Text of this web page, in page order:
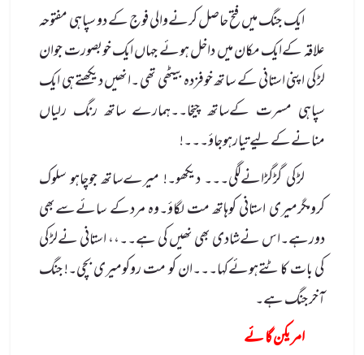
ایک جنگ میں فتح حاصل کرنےوالی فوج کے دو سپاہی مفتوحہ
علاقہ کےایک مکان میں داخل ہوئے جہاں ایک خوبصورت جوان
لڑکی اپنی استانی کے ساتھ خوفزدہ بیٹھی تھی ۔انھیں دیکھتےہی ایک
سپاہی مسرت کےساتھ چیخا۔۔ہمارے ساتھ رنگ رلیاں
منانےکے لیےتیارہوجاؤ۔۔۔!
لڑکی گڑگڑانےلگی۔۔۔ دیکھو۔! میرےساتھ جوچاہو سلوک
کرومگرمیری استانی کوہاتھ مت لگاؤ۔وہ مردکے سائےسےبھی
دورہے۔اس نےشادی بھی نھیں کی ہے۔۔،، استانی نےلڑکی
کی بات کاٹتےہوئےکہا۔۔۔ان کو مت روکومیری بچی۔! جنگ
آخر جنگ ہے۔
امر یکن گا ئے